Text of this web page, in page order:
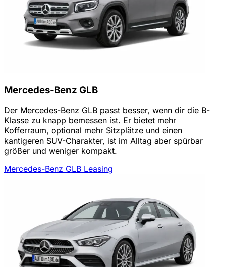
Mercedes-Benz GLB
Der Mercedes-Benz GLB passt besser, wenn dir die B-
Klasse zu knapp bemessen ist. Er bietet mehr
Kofferraum, optional mehr Sitzplätze und einen
kantigeren SUV-Charakter, ist im Alltag aber spürbar
größer und weniger kompakt.
Mercedes-Benz GLB Leasing